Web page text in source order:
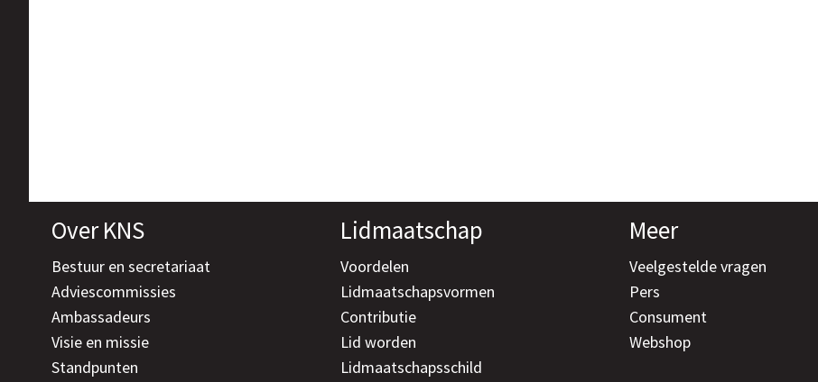
Over KNS
Bestuur en secretariaat
Adviescommissies
Ambassadeurs
Visie en missie
Standpunten
Lidmaatschap
Voordelen
Lidmaatschapsvormen
Contributie
Lid worden
Lidmaatschapsschild
Meer
Veelgestelde vragen
Pers
Consument
Webshop